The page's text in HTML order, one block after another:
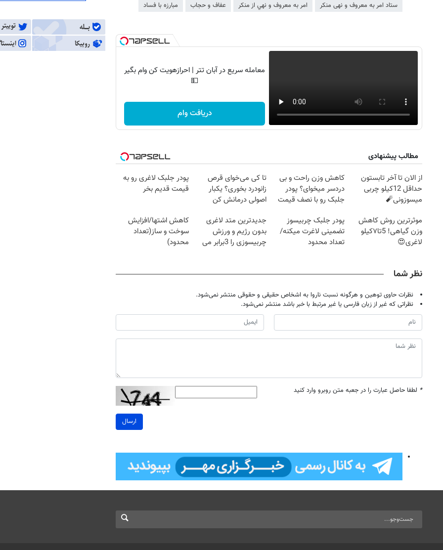
ستاد امر به معروف و نهی منکر امر به معروف و نهي از منكر عفاف و حجاب مبارزه با فساد
معامله سریع در آبان تتر | احرازهویت کن وام بگیر
💵
دریافت وام
مطالب پیشنهادی
از الان تا آخر تابستون
حداقل 12کیلو چربی
میسوزونی🧨
کاهش وزن راحت و بی
دردسر میخوای؟ پودر
جلبک رو با نصف قیمت
تا کی می‌خوای قرص
زانودرد بخوری؟ یکبار
اصولی درمانش کن
پودر جلبک لاغری رو به
قیمت قدیم بخر
موثرترین روش کاهش
وزن گیاهی! 5تا۷کیلو
لاغری😍
پودر جلبک چربیسوز
تضمینی لاغرت میکنه/
تعداد محدود
جدیدترین متد لاغری
بدون رژیم و ورزش
چربیسوزی را 3برابر می
کاهش اشتها/افزایش
سوخت و ساز(تعداد
محدود)
نظر شما
نظرات حاوی توهین و هرگونه نسبت ناروا به اشخاص حقیقی و حقوقی منتشر نمی‌شود.
نظراتی که غیر از زبان فارسی یا غیر مرتبط با خبر باشد منتشر نمی‌شود.
* لطفا حاصل عبارت را در جعبه متن روبرو وارد کنید
ارسال